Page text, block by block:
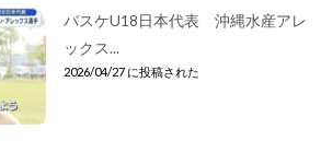
バスケU18日本代表 沖縄水産アレ
ックス...
2026/04/27 に投稿された